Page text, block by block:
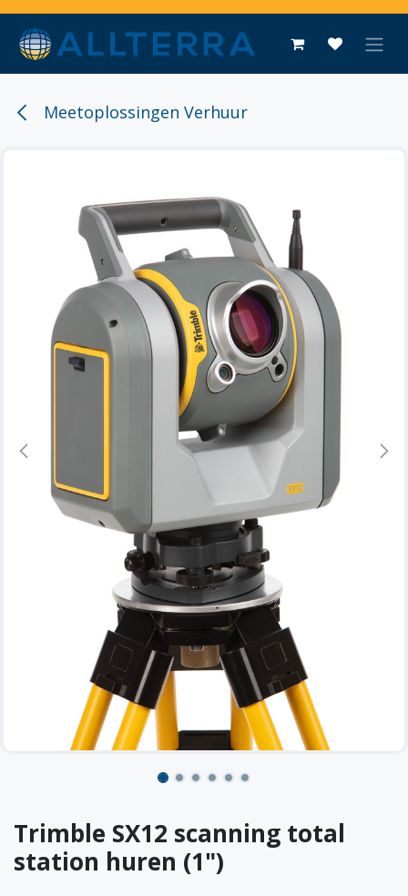
Overslaan naar inhoud
Meetoplossingen Verhuur
Trimble SX12 scanning total
station huren (1")